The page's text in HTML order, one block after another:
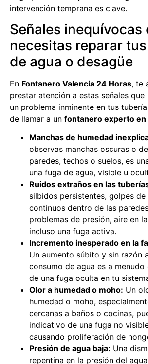
intervención temprana es clave.
Señales inequívocas
necesitas reparar
de agua o desagüe
En Fontanero Valencia 24 Horas, te
prestar atención a estas señales que
un problema inminente en tus
de llamar a un fontanero experto en
Manchas de humedad
observas manchas oscuras o
paredes, techos o suelos, es
una fuga de agua, visible u
Ruidos extraños en las
silbidos persistentes, golpes
continuos dentro de las
problemas de presión, aire en
incluso una fuga activa.
Incremento inesperado en la
Un aumento súbito y sin razón
consumo de agua es a
de una fuga oculta en tu
Olor a humedad o moho: Un
humedad o moho,
cercanas a baños o cocinas,
indicativo de una fuga no
causando proliferación de
Presión de agua baja: Una
repentina en la presión del